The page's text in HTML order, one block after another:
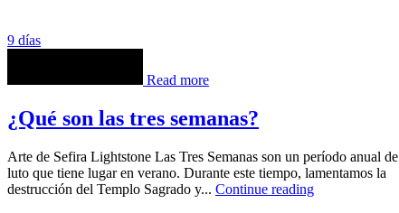
9 días
Read more
¿Qué son las tres semanas?
Arte de Sefira Lightstone Las Tres Semanas son un período anual de
luto que tiene lugar en verano. Durante este tiempo, lamentamos la
destrucción del Templo Sagrado y... Continue reading